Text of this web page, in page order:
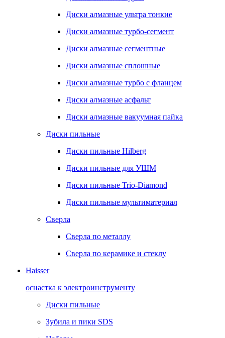
Диски алмазные ультра тонкие
Диски алмазные турбо-сегмент
Диски алмазные сегментные
Диски алмазные сплошные
Диски алмазные турбо с фланцем
Диски алмазные асфальт
Диски алмазные вакуумная пайка
Диски пильные
Диски пильные Hilberg
Диски пильные для УШМ
Диски пильные Trio-Diamond
Диски пильные мультиматериал
Сверла
Сверла по металлу
Сверла по керамике и стеклу
Haisser
оснастка к электроинструменту
Диски пильные
Зубила и пики SDS